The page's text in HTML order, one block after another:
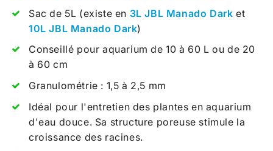
Sac de 5L (existe en 3L JBL Manado Dark et
10L JBL Manado Dark)
Conseillé pour aquarium de 10 à 60 L ou de 20
à 60 cm
Granulométrie : 1,5 à 2,5 mm
Idéal pour l'entretien des plantes en aquarium
d'eau douce. Sa structure poreuse stimule la
croissance des racines.